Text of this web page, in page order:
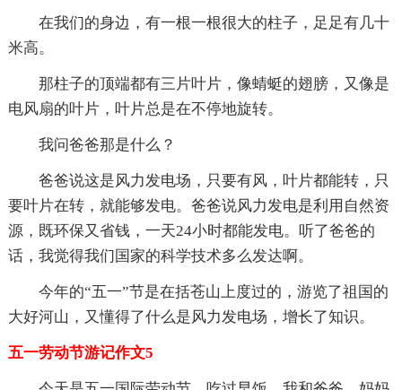
在我们的身边，有一根一根很大的柱子，足足有几十
米高。
那柱子的顶端都有三片叶片，像蜻蜓的翅膀，又像是
电风扇的叶片，叶片总是在不停地旋转。
我问爸爸那是什么？
爸爸说这是风力发电场，只要有风，叶片都能转，只
要叶片在转，就能够发电。爸爸说风力发电是利用自然资
源，既环保又省钱，一天24小时都能发电。听了爸爸的
话，我觉得我们国家的科学技术多么发达啊。
今年的“五一”节是在括苍山上度过的，游览了祖国的
大好河山，又懂得了什么是风力发电场，增长了知识。
五一劳动节游记作文5